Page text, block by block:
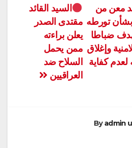
السيد القائد
مقتدى الصدر
يعلن براءته
ممن يحمل
السلاح ضد
العراقيين
معن من
بشأن تورطه
ضباطا
وإغلاق
لعدم كفاية
Byadmin